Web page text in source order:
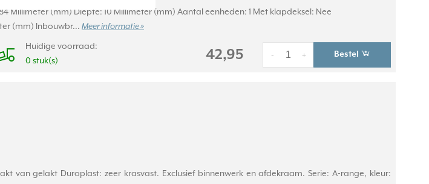
Millimeter (mm) Diepte: 10 Millimeter (mm) Aantal eenheden: 1 Met klapdeksel: Nee
(mm) Inbouwbr... Meer informatie »
Huidige voorraad:
0 stuk(s)
42,95 +
- Bestel
van gelakt Duroplast: zeer krasvast. Exclusief binnenwerk en afdekraam. Serie: A-range, kleur: